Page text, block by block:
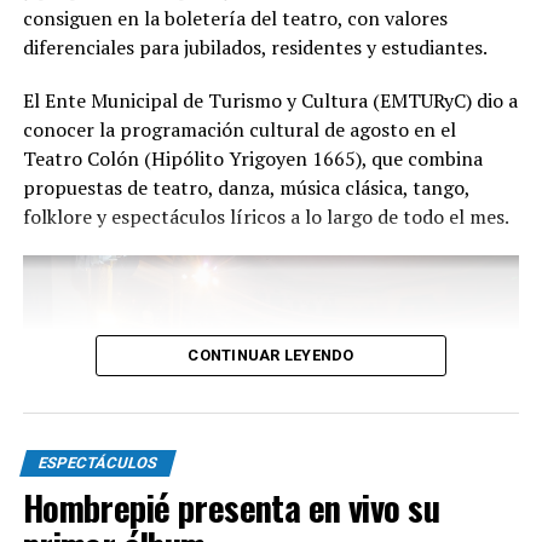
distinguida con los Premios Estrella de Mar 2024 y
2026 como Mejor Espectáculo de Danza y con el Premio
Faro de Oro 2024. Además, Emmanuel Marín y Lola
Gutiérrez Rey obtuvieron el subcampeonato en el
Mundial de Tango de Buenos Aires.
realizar una gira por Europa. Además, recibió
la Declaración de Interés Cultural como Embajadores
cultura local.
consiguen en la boletería del teatro, con valores
diferenciales para jubilados, residentes y estudiantes.
El Ente Municipal de Turismo y Cultura (EMTURyC) dio a
conocer la programación cultural de agosto en el
Teatro Colón (Hipólito Yrigoyen 1665), que combina
propuestas de teatro, danza, música clásica, tango,
folklore y espectáculos líricos a lo largo de todo el mes.
CONTINUAR LEYENDO
ESPECTÁCULOS
Hombrepié presenta en vivo su